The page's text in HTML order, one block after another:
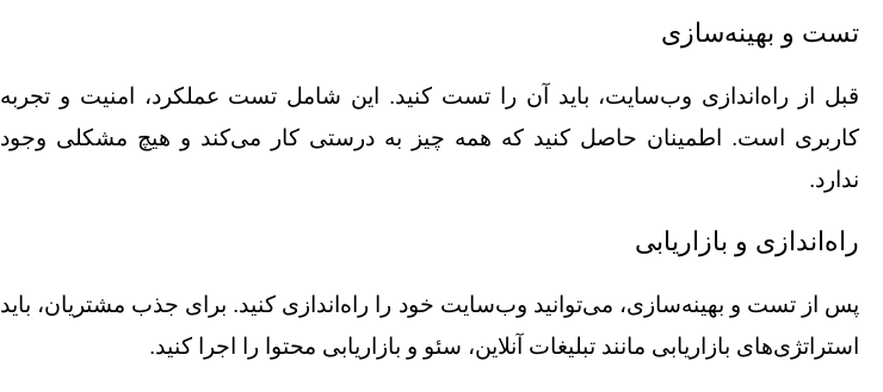
تست و بهینه‌سازی
قبل از راه‌اندازی وب‌سایت، باید آن را تست کنید. این شامل تست عملکرد، امنیت و تجربه
کاربری است. اطمینان حاصل کنید که همه چیز به درستی کار می‌کند و هیچ مشکلی وجود
ندارد.
راه‌اندازی و بازاریابی
پس از تست و بهینه‌سازی، می‌توانید وب‌سایت خود را راه‌اندازی کنید. برای جذب مشتریان، باید
استراتژی‌های بازاریابی مانند تبلیغات آنلاین، سئو و بازاریابی محتوا را اجرا کنید.